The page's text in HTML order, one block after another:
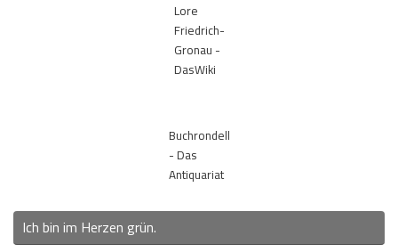
Lore
Friedrich-
Gronau -
DasWiki
Buchrondell
- Das
Antiquariat
Ich bin im Herzen grün.